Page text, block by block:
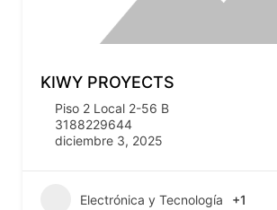
KIWY PROYECTS
Piso 2 Local 2-56 B
3188229644
diciembre 3, 2025
Electrónica y Tecnología +1